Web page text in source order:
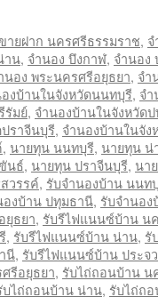
ายฝาก นครศรีธรรมราช,
าน, จำนอง บึงกาฬ, จำนอง
นอง พระนครศรีอยุธยา, จำ
งบ้านในจังหวัดนนทบุรี, จ
รัมย์, จำนองบ้านในจังหวัด
ราจีนบุรี, จำนองบ้านในจั
, นายทุน นนทบุรี, นายทุน น่
นธ์, นายทุน ปราจีนบุรี, นา
วรรค์, รับจำนองบ้าน นนท
องบ้าน ปทุมธานี, รับจำนอ
ยุธยา, รับรีไฟแนนซ์บ้าน น
, รับรีไฟแนนซ์บ้าน น่าน, รั
นี, รับรีไฟแนนซ์บ้าน ประจ
รีอยุธยา, รับไถ่ถอนบ้าน น
บไถ่ถอนบ้าน น่าน, รับไถ่ถ